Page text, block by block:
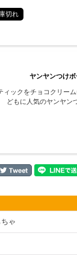
切れ
ヤンヤンつけ
ィックをチョコクリー
どもに人気のヤンヤン
ゃ